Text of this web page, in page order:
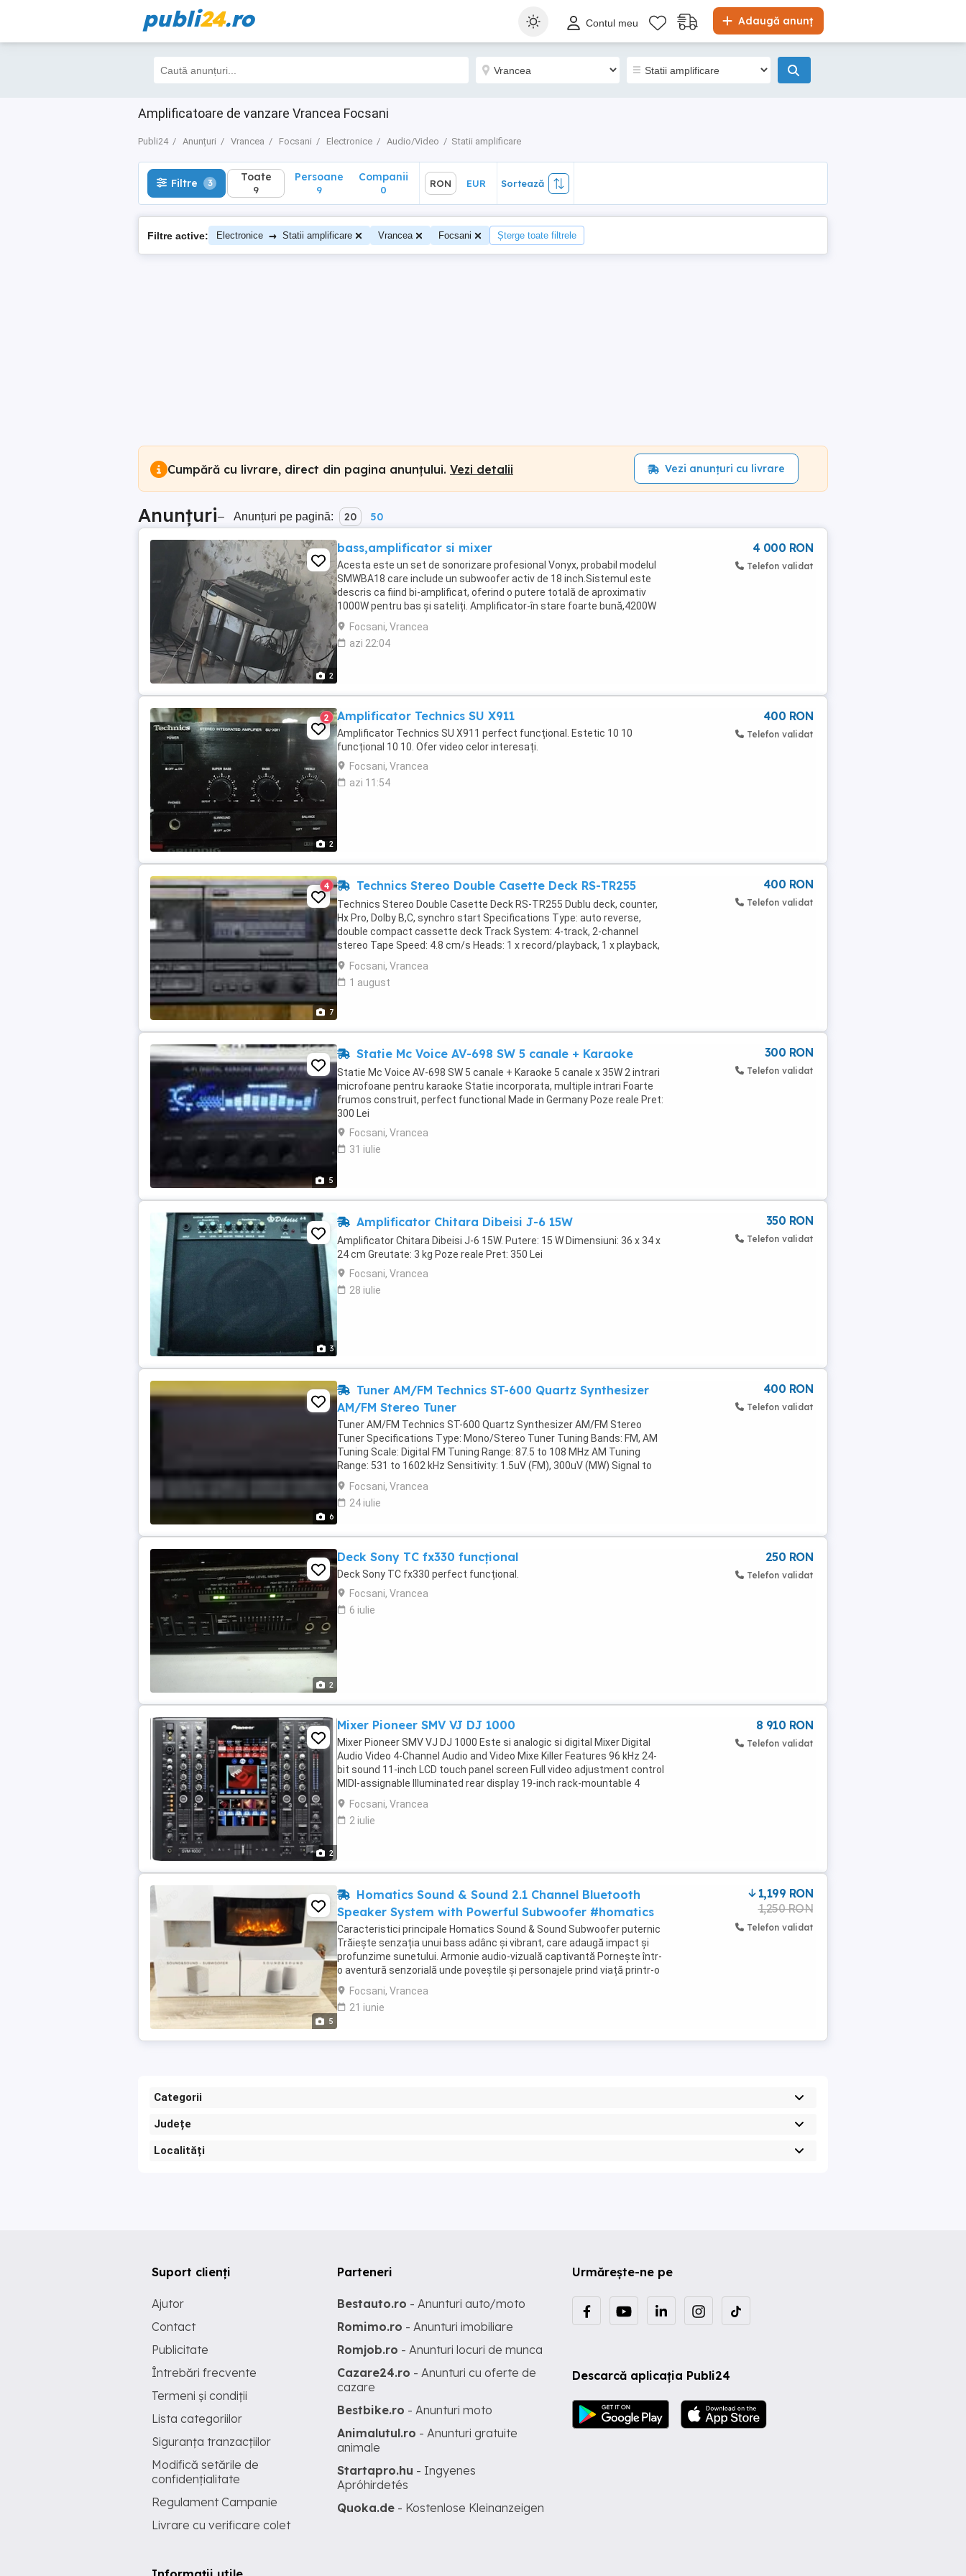
publi24.ro Adaugă anunț
Contul meu
Amplificatoare de vanzare Vrancea Focsani
Publi24 Anunțuri Vrancea Focsani Electronice Audio/Video Statii amplificare
Filtre 3 Toate
9
Sortează
Filtre 3 Toate
9
Persoane
9
Companii
0
RON EUR Sortează
Filtre active: Electronice → Statii amplificare Vrancea Focsani Șterge toate filtrele
Cumpără cu livrare, direct din pagina anunțului. Vezi detalii Vezi anunțuri cu livrare
Anunțuri– Anunțuri pe pagină: 20 50
2
bass,amplificator si mixer
Acesta este un set de sonorizare profesional Vonyx, probabil modelul
SMWBA18 care include un subwoofer activ de 18 inch.Sistemul este
descris ca fiind bi-amplificat, oferind o putere totală de aproximativ
1000W pentru bas și sateliți. Amplificator-în stare foarte bună,4200W
Mixer audio-în stare foarte ...
Focsani, Vrancea
azi 22:04
4 000 RON
Telefon validat
2
2 Amplificator Technics SU X911
Amplificator Technics SU X911 perfect funcțional. Estetic 10 10
funcțional 10 10. Ofer video celor interesați.
Focsani, Vrancea
azi 11:54
400 RON
Telefon validat
7
4 Technics Stereo Double Casette Deck RS-TR255
Technics Stereo Double Casette Deck RS-TR255 Dublu deck, counter,
Hx Pro, Dolby B,C, synchro start Specifications Type: auto reverse,
double compact cassette deck Track System: 4-track, 2-channel
stereo Tape Speed: 4.8 cm/s Heads: 1 x record/playback, 1 x playback,
1 x erase Motor: 2 x DC servo Tape ...
Focsani, Vrancea
1 august
400 RON
Telefon validat
5
Statie Mc Voice AV-698 SW 5 canale + Karaoke
Statie Mc Voice AV-698 SW 5 canale + Karaoke 5 canale x 35W 2 intrari
microfoane pentru karaoke Statie incorporata, multiple intrari Foarte
frumos construit, perfect functional Made in Germany Poze reale Pret:
300 Lei
Focsani, Vrancea
31 iulie
300 RON
Telefon validat
3
Amplificator Chitara Dibeisi J-6 15W
Amplificator Chitara Dibeisi J-6 15W. Putere: 15 W Dimensiuni: 36 x 34 x
24 cm Greutate: 3 kg Poze reale Pret: 350 Lei
Focsani, Vrancea
28 iulie
350 RON
Telefon validat
6
Tuner AM/FM Technics ST-600 Quartz Synthesizer
AM/FM Stereo Tuner
Tuner AM/FM Technics ST-600 Quartz Synthesizer AM/FM Stereo
Tuner Specifications Type: Mono/Stereo Tuner Tuning Bands: FM, AM
Tuning Scale: Digital FM Tuning Range: 87.5 to 108 MHz AM Tuning
Range: 531 to 1602 kHz Sensitivity: 1.5uV (FM), 300uV (MW) Signal to
Noise Ratio: 65dB (FM) Distortion: 0.3% (FM) Selectivity: ...
Focsani, Vrancea
24 iulie
400 RON
Telefon validat
2
Deck Sony TC fx330 funcțional
Deck Sony TC fx330 perfect funcțional.
Focsani, Vrancea
6 iulie
250 RON
Telefon validat
2
Mixer Pioneer SMV VJ DJ 1000
Mixer Pioneer SMV VJ DJ 1000 Este si analogic si digital Mixer Digital
Audio Video 4-Channel Audio and Video Mixe Killer Features 96 kHz 24-
bit sound 11-inch LCD touch panel screen Full video adjustment control
MIDI-assignable Illuminated rear display 19-inch rack-mountable 4
Channels Demo ...
Focsani, Vrancea
2 iulie
8 910 RON
Telefon validat
5
Homatics Sound & Sound 2.1 Channel Bluetooth
Speaker System with Powerful Subwoofer #homatics
Caracteristici principale Homatics Sound & Sound Subwoofer puternic
Trăiește senzația unui bass adânc și vibrant, care adaugă impact și
profunzime sunetului. Armonie audio-vizuală captivantă Pornește într-
o aventură senzorială unde poveștile și personajele prind viață printr-o
combinație impresionantă ...
Focsani, Vrancea
21 iunie
1,199 RON
1,250 RON
Telefon validat
Categorii
Județe
Localități
Urmărește-ne pe
Descarcă aplicația Publi24
Suport clienți
Ajutor
Contact
Publicitate
Întrebări frecvente
Termeni și condiții
Lista categoriilor
Siguranța tranzacțiilor
Modifică setările de
confidențialitate
Regulament Campanie
Livrare cu verificare colet
Parteneri
Bestauto.ro - Anunturi auto/moto
Romimo.ro - Anunturi imobiliare
Romjob.ro - Anunturi locuri de munca
Cazare24.ro - Anunturi cu oferte de
cazare
Bestbike.ro - Anunturi moto
Animalutul.ro - Anunturi gratuite
animale
Startapro.hu - Ingyenes
Apróhirdetés
Quoka.de - Kostenlose Kleinanzeigen